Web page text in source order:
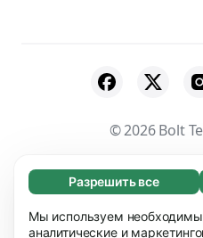
Обязательные (65)
Эти файлы необходимы
могли перемещаться по
Узнать больше
Разрешить все
Мы используем
аналитические и
© 2026 Bolt
Поставщики